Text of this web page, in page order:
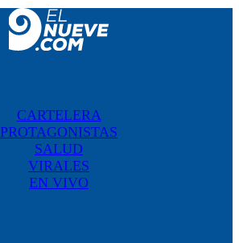
CARTELERA
PROTAGONISTAS
SALUD
VIRALES
EN VIVO